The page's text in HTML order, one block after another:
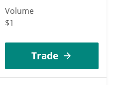
Volume
$1
Trade